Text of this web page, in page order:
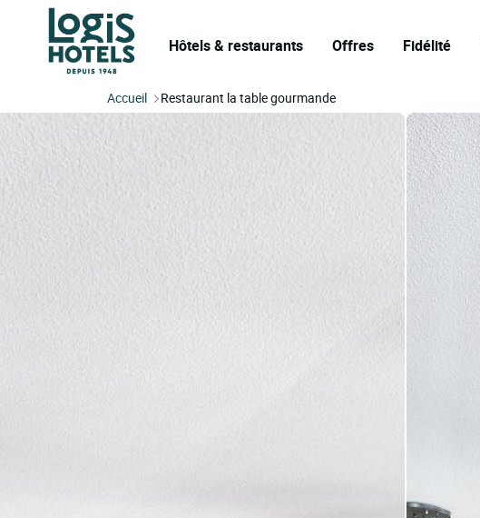
Hôtels & restaurants Offres Fidélité
Accueil Restaurant la table gourmande